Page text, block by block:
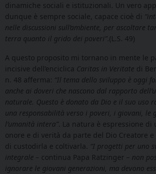
dinamiche sociali e istituzionali. Un vero
dunque è sempre sociale, capace cioè di
nelle discussioni sull’ambiente, per ascoltare
terra quanto il grido dei poveri”.(L.S. 49)
A questo proposito mi tornano in mente le
incisive dell’enciclica Caritas in Veritate di
n. 48 afferma: “Il tema dello sviluppo è oggi
anche ai doveri che nascono dal rapporto
naturale. Questo è donato da Dio e il suo uso
una responsabilità verso i poveri, i giovani, le
l’umanità intera”. La natura è espressione di
onore e di verità da parte del Dio Creatore e
di custodirla e coltivarla. “I progetti per uno
integrale – continua Papa Ratzinger – non
ignorare le giovani generazioni, ma devono